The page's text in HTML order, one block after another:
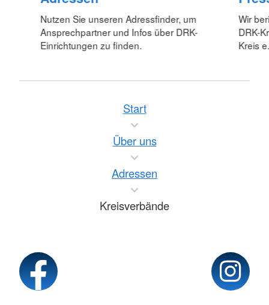
Nutzen Sie unseren Adressfinder, um
Ansprechpartner und Infos über DRK-
Einrichtungen zu finden.
Wir
DRK-
Kreis
Start
Über uns
Adressen
Kreisverbände